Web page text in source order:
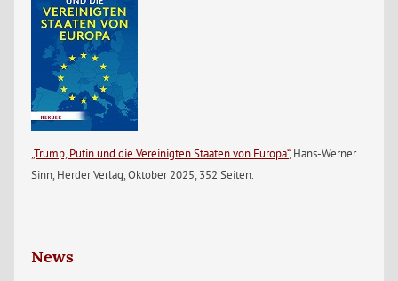
„Trump, Putin und die Vereinigten Staaten von Europa“, Hans-Werner
Sinn, Herder Verlag, Oktober 2025, 352 Seiten.
News